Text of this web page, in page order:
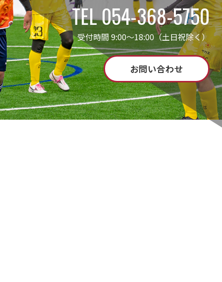
TEL 054-368-5750
受付時間 9:00～18:00（土日祝除く）
お問い合わせ